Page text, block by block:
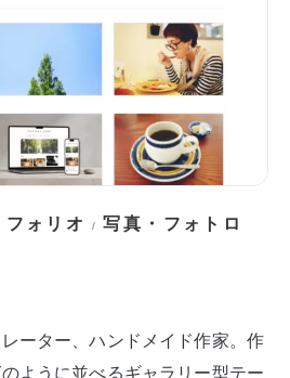
ォリオ /写真・フォトロ
ーター、ハンドメイド作家。作
ように並べるギャラリー型テー